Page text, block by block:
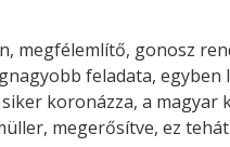
megfélemlítő, gonosz
feladata,
koronázza, a
megerősítve, ez